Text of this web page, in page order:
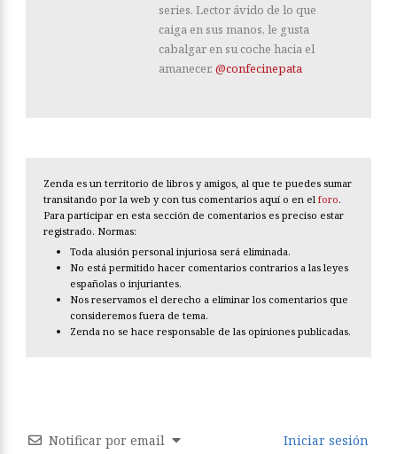
series. Lector ávido de lo que
caiga en sus manos, le gusta
cabalgar en su coche hacia el
amanecer. @confecinepata
Zenda es un territorio de libros y amigos, al que te puedes sumar
transitando por la web y con tus comentarios aquí o en el foro.
Para participar en esta sección de comentarios es preciso estar
registrado. Normas:
Toda alusión personal injuriosa será eliminada.
No está permitido hacer comentarios contrarios a las leyes
españolas o injuriantes.
Nos reservamos el derecho a eliminar los comentarios que
consideremos fuera de tema.
Zenda no se hace responsable de las opiniones publicadas.
Notificar por email Iniciar sesión